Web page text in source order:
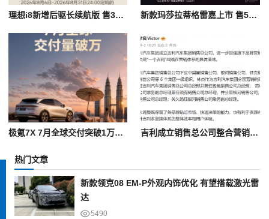
理想i8新增后驱长续航版 售30.98万元/纯电续航780公里 新款玛莎拉蒂格雷嘉上市 售57.88万起
极氪7X 7月全球交付突破1万辆 累计交付近18万辆 吉利成立销售总公司整合营销 多品牌协同落地“一个吉利”战略
热门文章
新款领克08 EM-P外观内饰优化 有望搭载激光雷
达
5490